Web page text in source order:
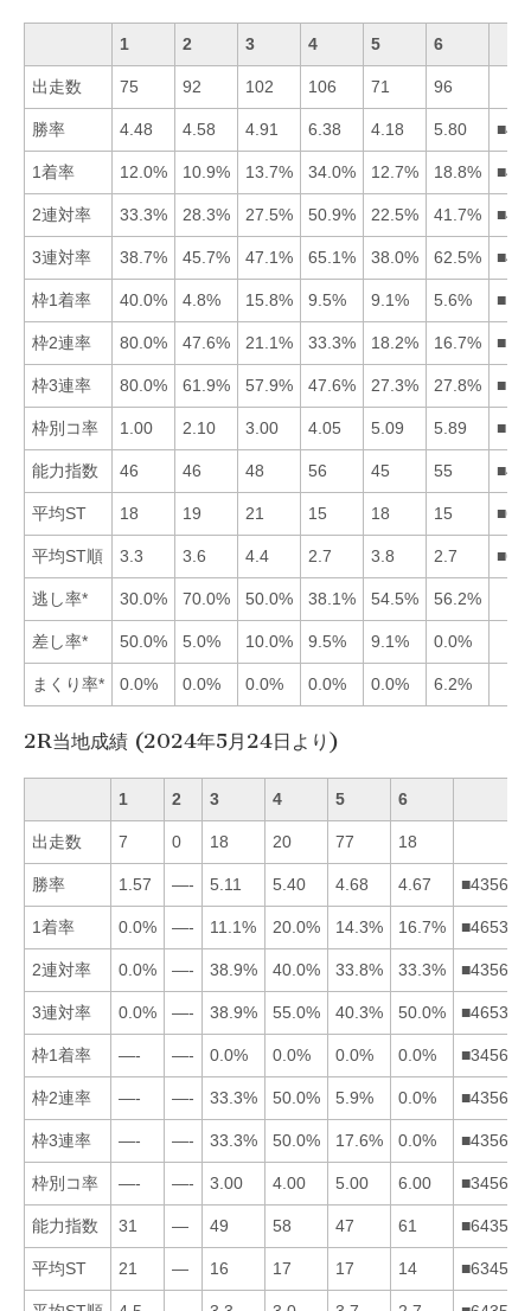
1 2 3 4 5 6
出走数 75 92 102 106 71 96
勝率 4.48 4.58 4.91 6.38 4.18 5.80
1着率 12.0% 10.9% 13.7% 34.0% 12.7% 18.8%
2連対率 33.3% 28.3% 27.5% 50.9% 22.5% 41.7%
3連対率 38.7% 45.7% 47.1% 65.1% 38.0% 62.5%
枠1着率 40.0% 4.8% 15.8% 9.5% 9.1% 5.6%
枠2連率 80.0% 47.6% 21.1% 33.3% 18.2% 16.7%
枠3連率 80.0% 61.9% 57.9% 47.6% 27.3% 27.8%
枠別コ率 1.00 2.10 3.00 4.05 5.09 5.89
能力指数 46 46 48 56 45 55
平均ST 18 19 21 15 18 15
平均ST順 3.3 3.6 4.4 2.7 3.8 2.7
逃し率* 30.0% 70.0% 50.0% 38.1% 54.5% 56.2%
差し率* 50.0% 5.0% 10.0% 9.5% 9.1% 0.0%
まくり率* 0.0% 0.0% 0.0% 0.0% 0.0% 6.2%
2R当地成績 (2024年5月24日より)
1 2 3 4 5 6
出走数 7 0 18 20 77 18
勝率 1.57 —- 5.11 5.40 4.68 4.67 ■435612
1着率 0.0% —- 11.1% 20.0% 14.3% 16.7% ■465312
2連対率 0.0% —- 38.9% 40.0% 33.8% 33.3% ■435612
3連対率 0.0% —- 38.9% 55.0% 40.3% 50.0% ■465312
枠1着率 —- —- 0.0% 0.0% 0.0% 0.0% ■345612
枠2連率 —- —- 33.3% 50.0% 5.9% 0.0% ■435612
枠3連率 —- —- 33.3% 50.0% 17.6% 0.0% ■435612
枠別コ率 —- —- 3.00 4.00 5.00 6.00 ■345612
能力指数 31 — 49 58 47 61 ■643512
平均ST 21 — 16 17 17 14 ■634512